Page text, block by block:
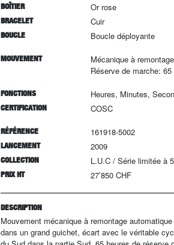
BOÎTIER Or rose
BRACELET Cuir
BOUCLE Boucle déployante
MOUVEMENT
Mécanique à
Réserve de marche:
FONCTIONS Heures, Minutes,
CERTIFICATION COSC
RÉFÉRENCE 161918-5002
LANCEMENT 2009
COLLECTION L.U.C / Série limitée à
PRIX HT 27’850 CHF
DESCRIPTION
Mouvement mécanique à remontage
dans un grand guichet, écart avec le véritable